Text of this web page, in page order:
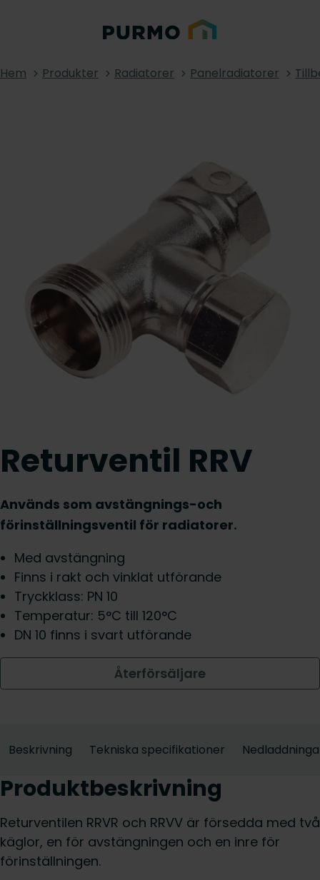
Hem Produkter Radiatorer Panelradiatorer
Returventil RRV
Används som avstängnings-och
förinställningsventil för radiatorer.
Med avstängning
Finns i rakt och vinklat utförande
Tryckklass: PN 10
Temperatur: 5°C till 120°C
DN 10 finns i svart utförande
Återförsäljare
Beskrivning Tekniska specifikationer
Produktbeskrivning
Returventilen RRVR och RRVV är försedda med två
käglor, en för avstängningen och en inre för
förinställningen.